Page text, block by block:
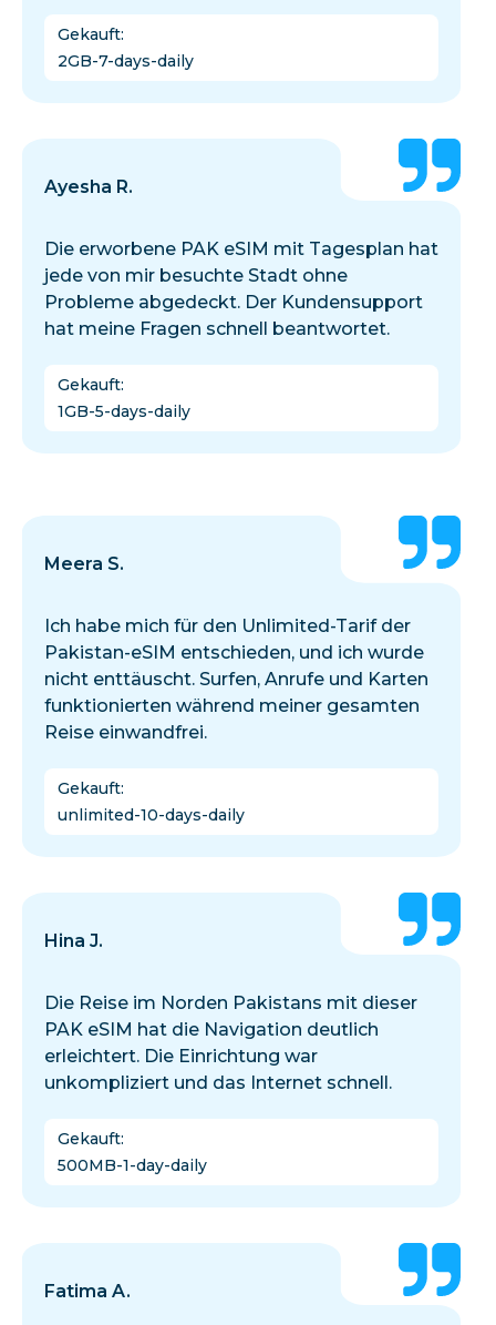
Gekauft:
2GB-7-days-daily
Ayesha R.
Die erworbene PAK eSIM mit Tagesplan hat
jede von mir besuchte Stadt ohne
Probleme abgedeckt. Der Kundensupport
hat meine Fragen schnell beantwortet.
Gekauft:
1GB-5-days-daily
Meera S.
Ich habe mich für den Unlimited-Tarif der
Pakistan-eSIM entschieden, und ich wurde
nicht enttäuscht. Surfen, Anrufe und Karten
funktionierten während meiner gesamten
Reise einwandfrei.
Gekauft:
unlimited-10-days-daily
Hina J.
Die Reise im Norden Pakistans mit dieser
PAK eSIM hat die Navigation deutlich
erleichtert. Die Einrichtung war
unkompliziert und das Internet schnell.
Gekauft:
500MB-1-day-daily
Fatima A.